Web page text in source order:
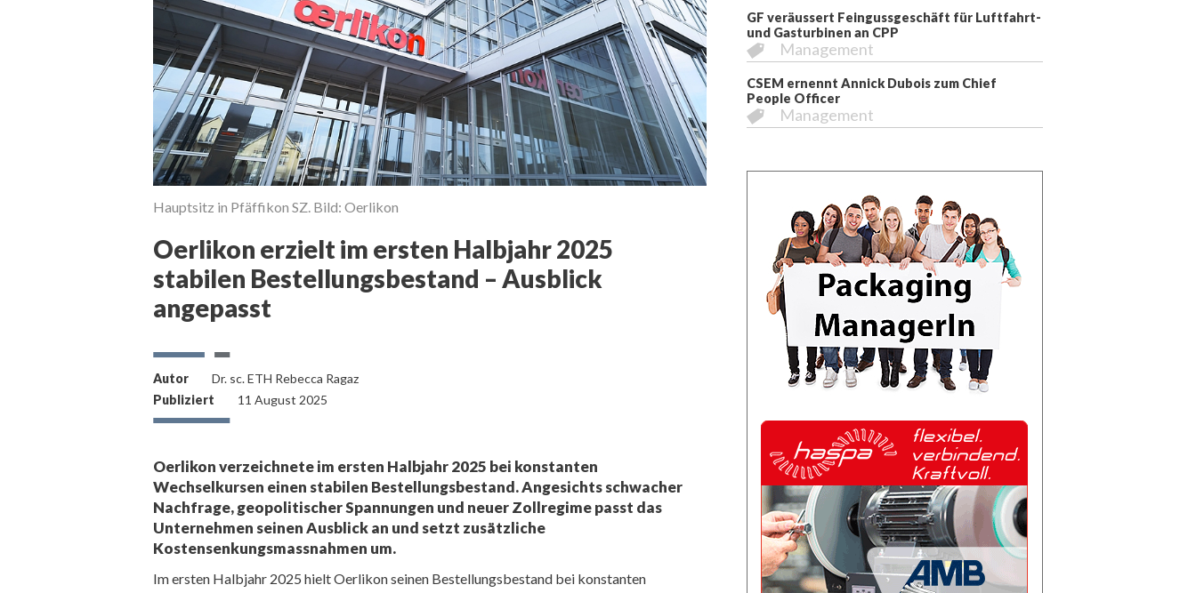
Hauptsitz in Pfäffikon SZ. Bild: Oerlikon
Oerlikon erzielt im ersten Halbjahr 2025
stabilen Bestellungsbestand – Ausblick
angepasst
Autor
Dr. sc. ETH Rebecca Ragaz
Publiziert
11 August 2025
Oerlikon verzeichnete im ersten Halbjahr 2025 bei konstanten
Wechselkursen einen stabilen Bestellungsbestand. Angesichts schwacher
Nachfrage, geopolitischer Spannungen und neuer Zollregime passt das
Unternehmen seinen Ausblick an und setzt zusätzliche
Kostensenkungsmassnahmen um.
Im ersten Halbjahr 2025 hielt Oerlikon seinen Bestellungsbestand bei konstanten
GF veräussert Feingussgeschäft für Luftfahrt-
und Gasturbinen an CPP
Management
CSEM ernennt Annick Dubois zum Chief
People Officer
Management